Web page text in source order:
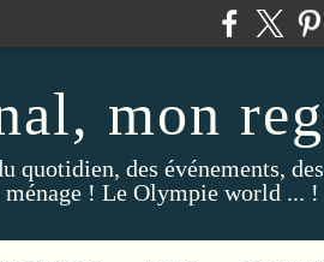
mon
quotidien, des événements,
ménage ! Le Olympie world ... !